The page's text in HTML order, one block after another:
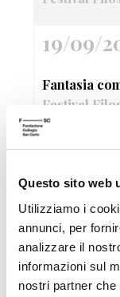
Questo sito web
Utilizziamo i
annunci, per
analizzare il
informazioni sul
nostri partner
19/09/
Fantasia
Festival
19/09/
Sandy
Festival
19/09/